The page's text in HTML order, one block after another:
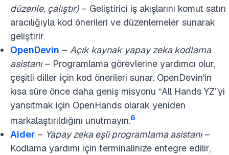
düzenle, çalıştır)– Geliştirici iş akışlarını komut satırı
aracılığıyla kod önerileri ve düzenlemeler sunarak
geliştirir.
OpenDevin – Açık kaynak yapay zeka kodlama
asistanı– Programlama görevlerine yardımcı olur,
çeşitli diller için kod önerileri sunar. OpenDevin'in
kısa süre önce daha geniş misyonu “All Hands YZ”yi
yansıtmak için OpenHands olarak yeniden
markalaştırıldığını unutmayın.6
Aider – Yapay zeka eşli programlama asistanı–
Kodlama yardımı için terminalinize entegre edilir,